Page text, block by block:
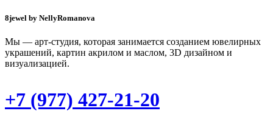
8jewel by NellyRomanova
Мы — арт-студия, которая занимается созданием ювелирных
украшений, картин акрилом и маслом, 3D дизайном и
визуализацией.
+7 (977) 427-21-20